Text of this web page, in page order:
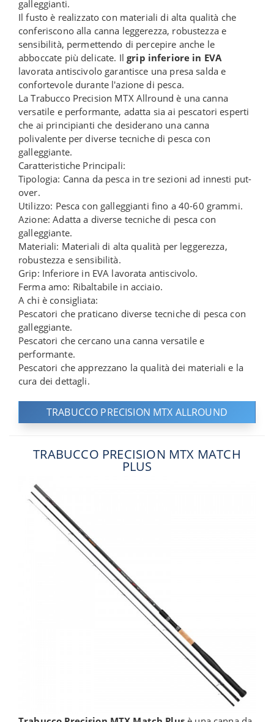
galleggianti.
Il fusto è realizzato con materiali di alta qualità che
conferiscono alla canna leggerezza, robustezza e
sensibilità, permettendo di percepire anche le
abboccate più delicate. Ilgrip inferiore in EVA
lavorata antiscivolo garantisce una presa salda e
confortevole durante l'azione di pesca.
La Trabucco Precision MTX Allround è una canna
versatile e performante, adatta sia ai pescatori esperti
che ai principianti che desiderano una canna
polivalente per diverse tecniche di pesca con
galleggiante.
Caratteristiche Principali:
Tipologia: Canna da pesca in tre sezioni ad innesti put-
over.
Utilizzo: Pesca con galleggianti fino a 40-60 grammi.
Azione: Adatta a diverse tecniche di pesca con
galleggiante.
Materiali: Materiali di alta qualità per leggerezza,
robustezza e sensibilità.
Grip: Inferiore in EVA lavorata antiscivolo.
Ferma amo: Ribaltabile in acciaio.
A chi è consigliata:
Pescatori che praticano diverse tecniche di pesca con
galleggiante.
Pescatori che cercano una canna versatile e
performante.
Pescatori che apprezzano la qualità dei materiali e la
cura dei dettagli.
TRABUCCO PRECISION MTX ALLROUND
TRABUCCO PRECISION MTX MATCH
PLUS